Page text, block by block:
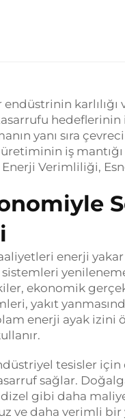
endüstrinin
hedeflerinin
yanı sıra
üretiminin iş
Verimliliği,
enerji yakar
ekonomik
yakıt
enerji ayak
tesisler
sağlar.
gibi daha
ve daha verimli